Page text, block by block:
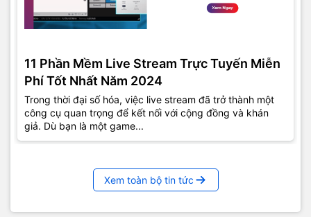
11 Phần Mềm Live Stream Trực Tuyến Miễn
Phí Tốt Nhất Năm 2024
Trong thời đại số hóa, việc live stream đã trở thành một
công cụ quan trọng để kết nối với cộng đồng và khán
giả. Dù bạn là một game...
Xem toàn bộ tin tức